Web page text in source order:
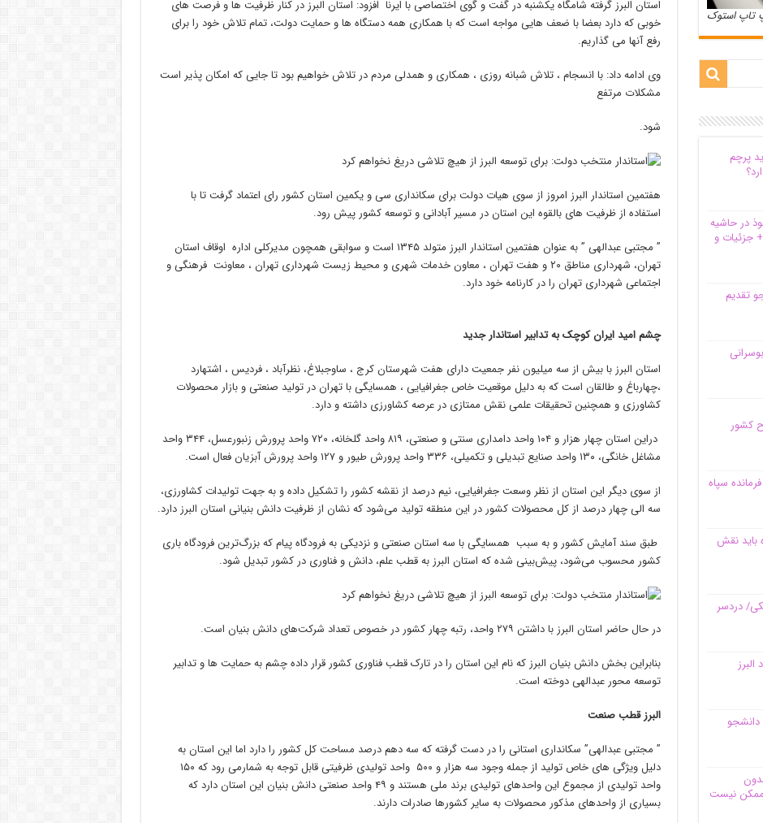
استان البرز گرفته شامگاه یکشنبه در گفت و گوی اختصاصی با ایرنا افزود: استان البرز در کنار ظرفیت ها و فرصت های
خوبی که دارد بعضا با ضعف هایی مواجه است که با همکاری همه دستگاه ها و حمایت دولت، تمام تلاش خود را برای
رفع آنها می گذاریم.
وی ادامه داد: با انسجام ، تلاش شبانه روزی ، همکاری و همدلی مردم در تلاش خواهیم بود تا جایی که امکان پذیر است
مشکلات مرتفع
شود.
هفتمین استاندار البرز امروز از سوی هیات دولت برای سکانداری سی و یکمین استان کشور رای اعتماد گرفت تا با
استفاده از ظرفیت های بالقوه این استان در مسیر آبادانی و توسعه کشور پیش رود.
” مجتبی عبدالهی ” به عنوان هفتمین استاندار البرز متولد ۱۳۴۵ است و سوابقی همچون مدیرکلی اداره اوقاف استان
تهران، شهرداری مناطق ۲۰ و هفت تهران ، معاون خدمات شهری و محیط زیست شهرداری تهران ، معاونت فرهنگی و
اجتماعی شهرداری تهران را در کارنامه خود دارد.
چشم امید ایران کوچک به تدابیر استاندار جدید
استان البرز با بیش از سه میلیون نفر جمعیت دارای هفت شهرستان کرج ، ساوجبلاغ، نظرآباد ، فردیس ، اشتهارد
،چهارباغ و طالقان است که به دلیل موقعیت خاص جغرافیایی ، همسایگی با تهران در تولید صنعتی و بازار محصولات
کشاورزی و همچنین تحقیقات علمی نقش ممتازی در عرصه کشاورزی داشته و دارد.
دراین استان چهار هزار و ۱۰۴ واحد دامداری سنتی و صنعتی، ۸۱۹ واحد گلخانه، ۷۲۰ واحد پرورش زنبورعسل، ۳۴۴ واحد
مشاغل خانگی، ۱۳۰ واحد صنایع تبدیلی و تکمیلی، ۳۳۶ واحد پرورش طیور و ۱۲۷ واحد پرورش آبزیان فعال است.
از سوی دیگر این استان از نظر وسعت جغرافیایی، نیم درصد از نقشه کشور را تشکیل داده و به جهت تولیدات کشاورزی،
سه الی چهار درصد از کل محصولات کشور در این منطقه تولید می‌شود که نشان از ظرفیت دانش بنیانی استان البرز دارد.
طبق سند آمایش کشور و به سبب همسایگی با سه استان صنعتی و نزدیکی به فرودگاه پیام که بزرگ‌ترین فرودگاه باری
کشور محسوب می‌شود، پیش‌بینی شده که استان البرز به قطب علم، دانش و فناوری در کشور تبدیل شود.
در حال حاضر استان البرز با داشتن ۲۷۹ واحد، رتبه چهار کشور در خصوص تعداد شرکت‌های دانش بنیان است.
بنابراین بخش دانش بنیان البرز که نام این استان را در تارک قطب فناوری کشور قرار داده چشم به حمایت ها و تدابیر
توسعه محور عبدالهی دوخته است.
البرز قطب صنعت
” مجتبی عبدالهی” سکانداری استانی را در دست گرفته که سه دهم درصد مساحت کل کشور را دارد اما این استان به
دلیل ویژگی های خاص تولید از جمله وجود سه هزار و ۵۰۰ واحد تولیدی ظرفیتی قابل توجه به شمارمی رود که ۱۵۰
واحد تولیدی از مجموع این واحدهای تولیدی برند ملی هستند و ۴۹ واحد صنعتی دانش بنیان این استان دارد که
بسیاری از واحدهای مذکور محصولات به سایر کشورها صادرات دارند.
تاپ استوک
پرچم
در حاشیه‌
جزئیات و
شهید دانشجو تقدیم
کشور
سپاه
باید نقش
دردسر
نیست